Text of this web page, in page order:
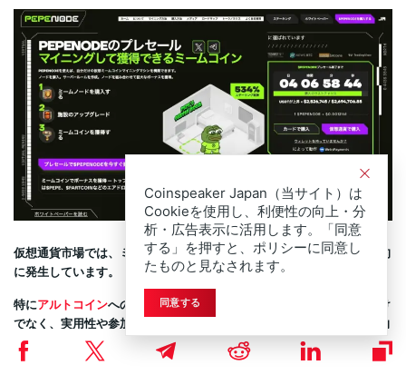
仮想通貨市場では、ミームコイン文化を背景とした投機的熱狂が周期的
に発生しています。
特にアルトコインへの資金流入が加速する局面では、単なる話題性だけ
でなく、実用性や参加体験を備えたプロジェクトが評価されやすい傾向
があります。
Coinspeaker Japan（当サイト）は
Cookieを使用し、利便性の向上・分
析・広告表示に活用します。「同意
する」を押すと、ポリシーに同意し
たものと見なされます。
同意する